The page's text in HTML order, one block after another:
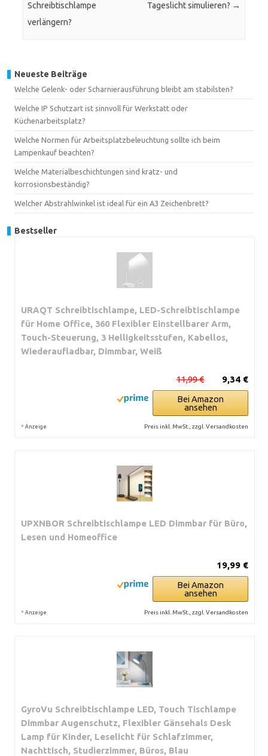
Schreibtischlampe
verlängern?
Tageslicht simulieren? →
Neueste Beiträge
Welche Gelenk- oder Scharnierausführung bleibt am stabilsten?
Welche IP Schutzart ist sinnvoll für Werkstatt oder
Küchenarbeitsplatz?
Welche Normen für Arbeitsplatzbeleuchtung sollte ich beim
Lampenkauf beachten?
Welche Materialbeschichtungen sind kratz- und
korrosionsbeständig?
Welcher Abstrahlwinkel ist ideal für ein A3 Zeichenbrett?
Bestseller
URAQT Schreibtischlampe, LED-Schreibtischlampe
für Home Office, 360 Flexibler Einstellbarer Arm,
Touch-Steuerung, 3 Helligkeitsstufen, Kabellos,
Wiederaufladbar, Dimmbar, Weiß
9,34 €
11,99 €
Bei Amazon
ansehen
* Anzeige Preis inkl. MwSt., zzgl. Versandkosten
UPXNBOR Schreibtischlampe LED Dimmbar für Büro,
Lesen und Homeoffice
19,99 €
Bei Amazon
ansehen
* Anzeige Preis inkl. MwSt., zzgl. Versandkosten
GyroVu Schreibtischlampe LED, Touch Tischlampe
Dimmbar Augenschutz, Flexibler Gänsehals Desk
Lamp für Kinder, Leselicht für Schlafzimmer,
Nachttisch, Studierzimmer, Büros, Blau